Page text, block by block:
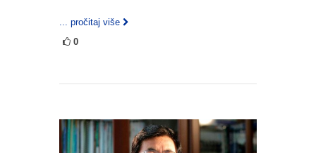
... pročitaj više
0